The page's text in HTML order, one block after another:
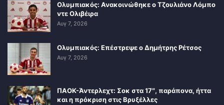
Ολυμπιακός: Ανακοινώθηκε ο Τζουλιάνο Λόμπο
ντε Ολιβέιρα
Αυγ 7, 2026
Ολυμπιακός: Επέστρεψε ο Δημήτρης Ρέτσος
Αυγ 7, 2026
ΠΑΟΚ-Άντερλεχτ: Σοκ στα 17″, παράπονα, ήττα
και η πρόκριση στις Βρυξέλλες